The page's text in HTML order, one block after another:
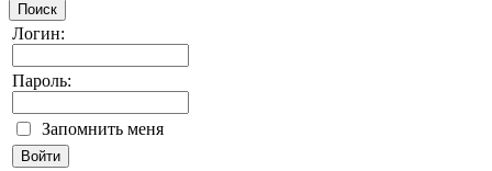
Поиск
Логин:
Пароль:
Запомнить меня